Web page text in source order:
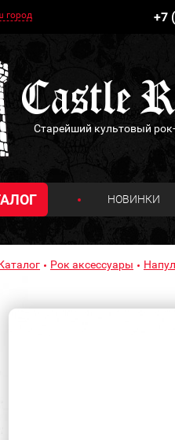
город +7
Старейший культовый
НОВИНКИ
Рок аксессуары